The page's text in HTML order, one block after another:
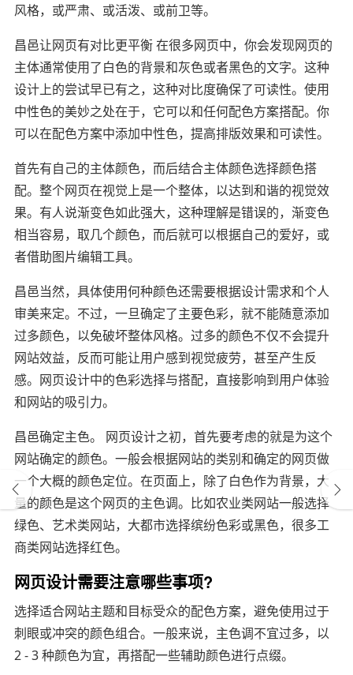
风格，或严肃、或活泼、或前卫等。
昌邑让网页有对比更平衡 在很多网页中，你会发现网页的
主体通常使用了白色的背景和灰色或者黑色的文字。这种
设计上的尝试早已有之，这种对比度确保了可读性。使用
中性色的美妙之处在于，它可以和任何配色方案搭配。你
可以在配色方案中添加中性色，提高排版效果和可读性。
首先有自己的主体颜色，而后结合主体颜色选择颜色搭
配。整个网页在视觉上是一个整体，以达到和谐的视觉效
果。有人说渐变色如此强大，这种理解是错误的，渐变色
相当容易，取几个颜色，而后就可以根据自己的爱好，或
者借助图片编辑工具。
昌邑当然，具体使用何种颜色还需要根据设计需求和个人
审美来定。不过，一旦确定了主要色彩，就不能随意添加
过多颜色，以免破坏整体风格。过多的颜色不仅不会提升
网站效益，反而可能让用户感到视觉疲劳，甚至产生反
感。网页设计中的色彩选择与搭配，直接影响到用户体验
和网站的吸引力。
昌邑确定主色。 网页设计之初，首先要考虑的就是为这个
网站确定的颜色。一般会根据网站的类别和确定的网页做
一个大概的颜色定位。在页面上，除了白色作为背景，大
量的颜色是这个网页的主色调。比如农业类网站一般选择
绿色、艺术类网站，大都市选择缤纷色彩或黑色，很多工
商类网站选择红色。
网页设计需要注意哪些事项?
选择适合网站主题和目标受众的配色方案，避免使用过于
刺眼或冲突的颜色组合。一般来说，主色调不宜过多，以
2 - 3 种颜色为宜，再搭配一些辅助颜色进行点缀。